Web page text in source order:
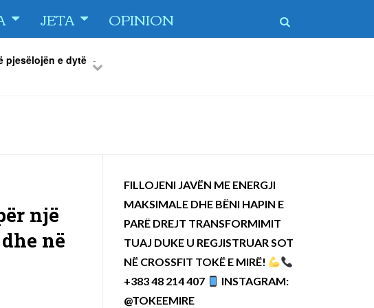
JETA OPINION
e dytë
PreviousNext
një
në
FILLOJENI JAVËN ME ENERGJI
MAKSIMALE DHE BËNI HAPIN E
PARË DREJT TRANSFORMIMIT
TUAJ DUKE U REGJISTRUAR SOT
NË CROSSFIT TOKË E MIRË!
+383 48 214 407
INSTAGRAM:
@TOKEEMIRE